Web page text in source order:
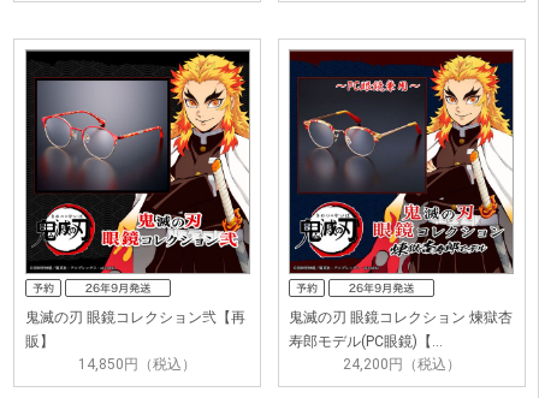
鬼滅の刃 眼鏡コレクション弐【再
販】
14,850円（税込）
鬼滅の刃 眼鏡コレクション 煉獄杏
寿郎モデル(PC眼鏡)【…
24,200円（税込）